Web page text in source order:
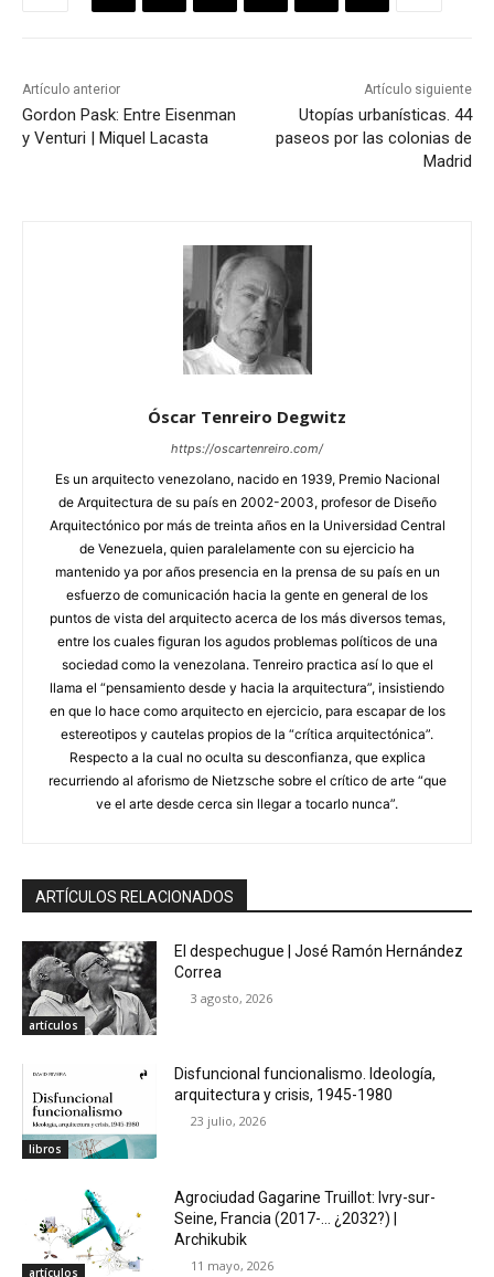
Artículo anterior
Gordon Pask: Entre Eisenman
y Venturi | Miquel Lacasta
Artículo siguiente
Utopías urbanísticas. 44
paseos por las colonias de
Madrid
Óscar Tenreiro Degwitz
https://oscartenreiro.com/
Es un arquitecto venezolano, nacido en 1939, Premio Nacional
de Arquitectura de su país en 2002-2003, profesor de Diseño
Arquitectónico por más de treinta años en la Universidad Central
de Venezuela, quien paralelamente con su ejercicio ha
mantenido ya por años presencia en la prensa de su país en un
esfuerzo de comunicación hacia la gente en general de los
puntos de vista del arquitecto acerca de los más diversos temas,
entre los cuales figuran los agudos problemas políticos de una
sociedad como la venezolana. Tenreiro practica así lo que el
llama el “pensamiento desde y hacia la arquitectura”, insistiendo
en que lo hace como arquitecto en ejercicio, para escapar de los
estereotipos y cautelas propios de la “crítica arquitectónica”.
Respecto a la cual no oculta su desconfianza, que explica
recurriendo al aforismo de Nietzsche sobre el crítico de arte “que
ve el arte desde cerca sin llegar a tocarlo nunca”.
ARTÍCULOS RELACIONADOS
artículos
El despechugue | José Ramón Hernández
Correa
3 agosto, 2026
libros
Disfuncional funcionalismo. Ideología,
arquitectura y crisis, 1945-1980
23 julio, 2026
artículos
Agrociudad Gagarine Truillot: Ivry-sur-
Seine, Francia (2017-… ¿2032?) |
Archikubik
11 mayo, 2026